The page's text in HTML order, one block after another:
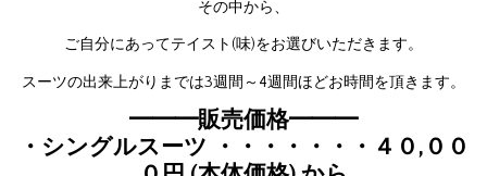
その中から、
ご自分にあってテイスト(味)をお選びいただきます。
スーツの出来上がりまでは3週間～4週間ほどお時間を頂きます。
━━━販売価格━━━
・シングルスーツ ・・・・・・・４０,００